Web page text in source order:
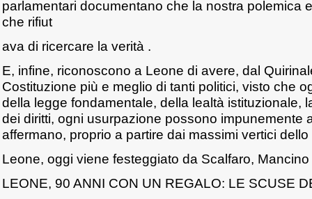
parlamentari documentano che la nostra polemica
che rifiut
ava di ricercare la verità .
E, infine, riconoscono a Leone di avere, dal
Costituzione più e meglio di tanti politici, visto che
della legge fondamentale, della lealtà istituzionale,
dei diritti, ogni usurpazione possono impunemente
affermano, proprio a partire dai massimi vertici dello
Leone, oggi viene festeggiato da Scalfaro,
LEONE, 90 ANNI CON UN REGALO: LE SCUSE